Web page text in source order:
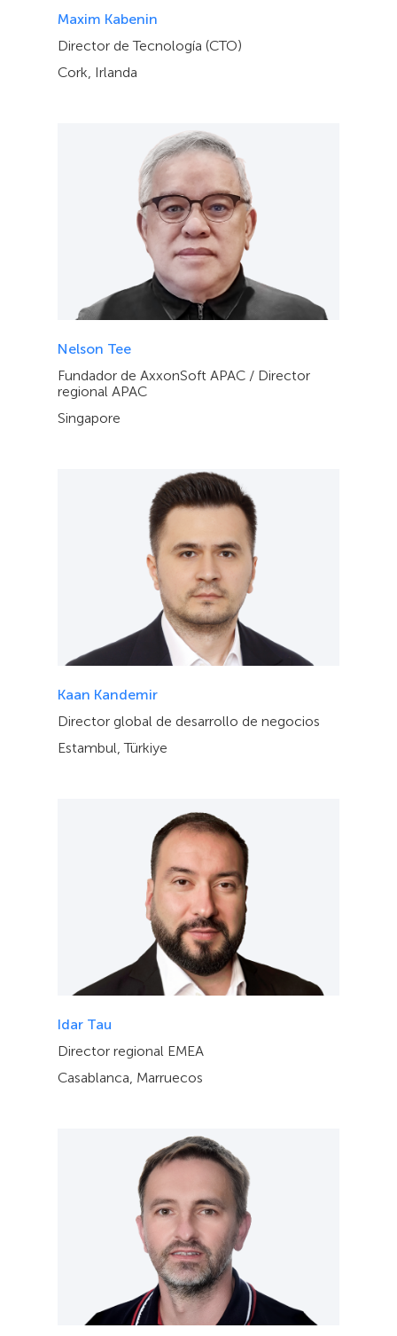
Maxim Kabenin
Director de Tecnología (CTO)
Cork, Irlanda
Nelson Tee
Fundador de AxxonSoft APAC / Director
regional APAC
Singapore
Kaan Kandemir
Director global de desarrollo de negocios
Estambul, Türkiye
Idar Tau
Director regional EMEA
Casablanca, Marruecos